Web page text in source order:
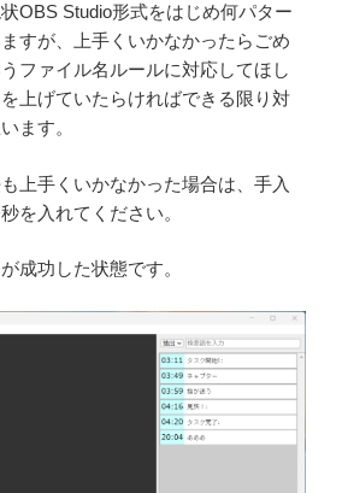
OBS Studio形式をはじめ何パター
すが、上手くいかなかったらごめ
ファイル名ルールに対応してほし
上げていたらければできる限り対
ます。
上手くいかなかった場合は、手入
を入れてください。
成功した状態です。